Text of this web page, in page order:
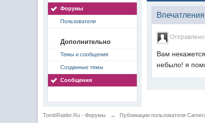
Форумы
Пользователи
Дополнительно
Темы и сообщения
Созданные темы
Сообщения
Вам
небыло! я
TombRaider.Ru - Форумы → Публикации пользователя